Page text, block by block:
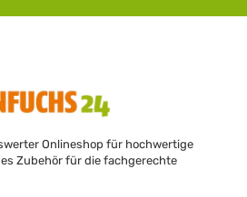
Onlineshop für hochwertige
Zubehör für die fachgerechte